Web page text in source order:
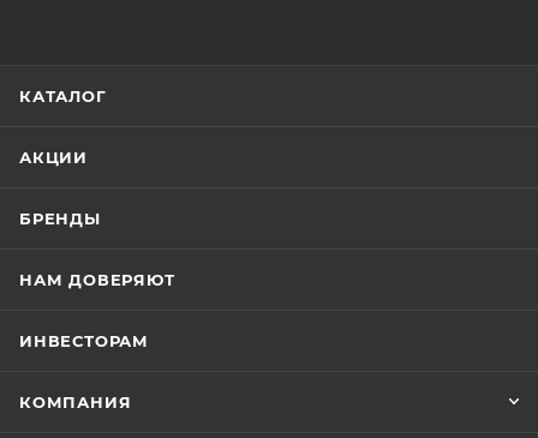
КАТАЛОГ
АКЦИИ
БРЕНДЫ
НАМ ДОВЕРЯЮТ
ИНВЕСТОРАМ
КОМПАНИЯ